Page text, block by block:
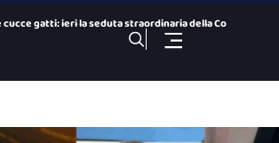
cucce gatti: ieri la seduta straordinaria della Co
: parla il presidente della Commissione Ambie
Refuge, via libera al centro per i cetacei
cinque serate e cinque sold out: si chiude la pr